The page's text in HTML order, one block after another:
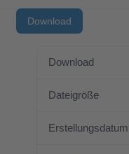
Download
Download
Dateigröße
Erstellungsdatum